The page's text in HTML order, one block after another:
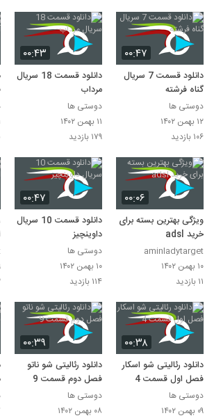
۰۰:۴۷
دانلود قسمت 7 سریال
گناه فرشته
دوستی ها
۱۲ بهمن ۱۴۰۲
۱۰۶ بازدید
۰۰:۴۳
دانلود قسمت 18 سریال
مرداب
دوستی ها
۱۱ بهمن ۱۴۰۲
۱۷۹ بازدید
۰۰:۰۶
ویژگی بهترین بسته برای
خرید adsl
aminladytarget
۱۰ بهمن ۱۴۰۲
۱۱ بازدید
۰۰:۴۷
دانلود قسمت 10 سریال
داوینچیز
دوستی ها
۱۰ بهمن ۱۴۰۲
۱۱۴ بازدید
۰۰:۳۸
دانلود رئالیتی شو اسکار
فصل اول قسمت 4
دوستی ها
۰۹ بهمن ۱۴۰۲
۰۰:۳۹
دانلود رئالیتی شو ناتو
فصل دوم قسمت 9
دوستی ها
۰۸ بهمن ۱۴۰۲